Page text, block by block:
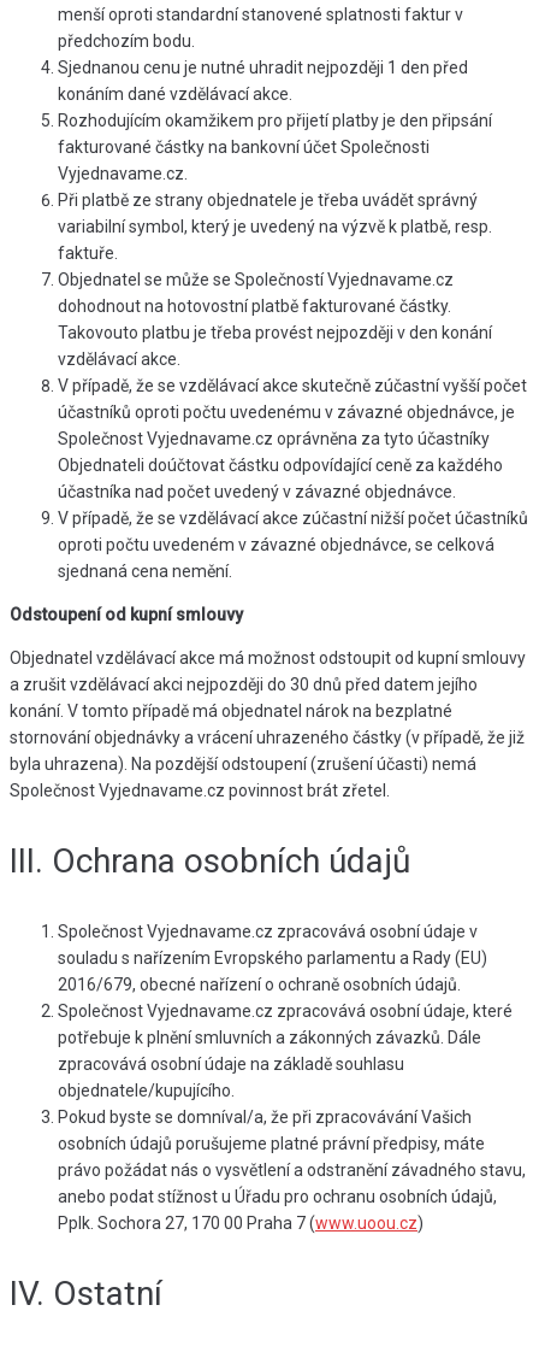
menší oproti standardní stanovené splatnosti faktur v
předchozím bodu.
Sjednanou cenu je nutné uhradit nejpozději 1 den před
konáním dané vzdělávací akce.
Rozhodujícím okamžikem pro přijetí platby je den připsání
fakturované částky na bankovní účet Společnosti
Vyjednavame.cz.
Při platbě ze strany objednatele je třeba uvádět správný
variabilní symbol, který je uvedený na výzvě k platbě, resp.
faktuře.
Objednatel se může se Společností Vyjednavame.cz
dohodnout na hotovostní platbě fakturované částky.
Takovouto platbu je třeba provést nejpozději v den konání
vzdělávací akce.
V případě, že se vzdělávací akce skutečně zúčastní vyšší počet
účastníků oproti počtu uvedenému v závazné objednávce, je
Společnost Vyjednavame.cz oprávněna za tyto účastníky
Objednateli doúčtovat částku odpovídající ceně za každého
účastníka nad počet uvedený v závazné objednávce.
V případě, že se vzdělávací akce zúčastní nižší počet účastníků
oproti počtu uvedeném v závazné objednávce, se celková
sjednaná cena nemění.
Odstoupení od kupní smlouvy
Objednatel vzdělávací akce má možnost odstoupit od kupní smlouvy
a zrušit vzdělávací akci nejpozději do 30 dnů před datem jejího
konání. V tomto případě má objednatel nárok na bezplatné
stornování objednávky a vrácení uhrazeného částky (v případě, že již
byla uhrazena). Na pozdější odstoupení (zrušení účasti) nemá
Společnost Vyjednavame.cz povinnost brát zřetel.
III. Ochrana osobních údajů
Společnost Vyjednavame.cz zpracovává osobní údaje v
souladu s nařízením Evropského parlamentu a Rady (EU)
2016/679, obecné nařízení o ochraně osobních údajů.
Společnost Vyjednavame.cz zpracovává osobní údaje, které
potřebuje k plnění smluvních a zákonných závazků. Dále
zpracovává osobní údaje na základě souhlasu
objednatele/kupujícího.
Pokud byste se domníval/a, že při zpracovávání Vašich
osobních údajů porušujeme platné právní předpisy, máte
právo požádat nás o vysvětlení a odstranění závadného stavu,
anebo podat stížnost u Úřadu pro ochranu osobních údajů,
Pplk. Sochora 27, 170 00 Praha 7 (www.uoou.cz)
IV. Ostatní